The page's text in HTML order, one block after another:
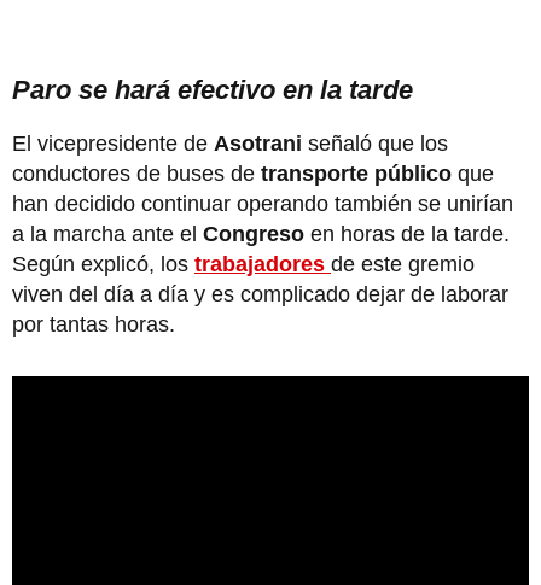
Paro se hará efectivo en la tarde
El vicepresidente de Asotrani señaló que los
conductores de buses de transporte público que
han decidido continuar operando también se unirían
a la marcha ante el Congreso en horas de la tarde.
Según explicó, los trabajadores de este gremio
viven del día a día y es complicado dejar de laborar
por tantas horas.